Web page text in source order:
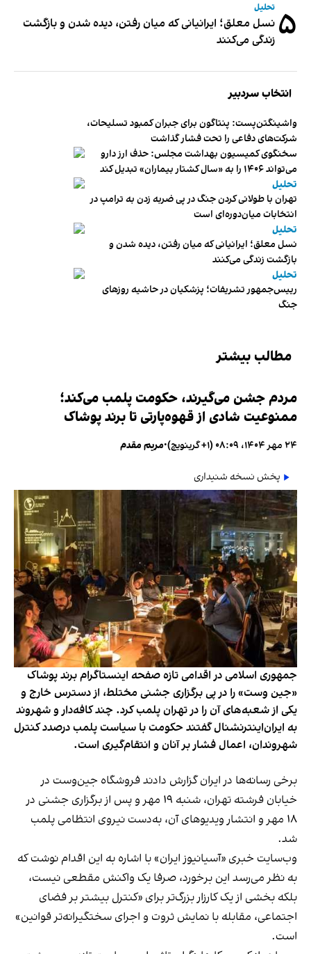
۵ تحلیل
نسل معلق؛ ایرانیانی که میان رفتن، دیده شدن و بازگشت
زندگی می‌کنند
انتخاب سردبیر
واشینگتن‌پست: پنتاگون برای جبران کمبود تسلیحات،
شرکت‌های دفاعی را تحت فشار گذاشت
سخنگوی کمیسیون بهداشت مجلس: حذف ارز دارو
می‌تواند ۱۴۰۶ را به «سال کشتار بیماران» تبدیل کند
تحلیل
تهران با طولانی کردن جنگ در پی ضربه زدن به ترامپ در
انتخابات میان‌دوره‌ای است
تحلیل
نسل معلق؛ ایرانیانی که میان رفتن، دیده شدن و
بازگشت زندگی می‌کنند
تحلیل
رییس‌جمهور تشریفات؛ پزشکیان در حاشیه روزهای
جنگ
مطالب بیشتر
مردم جشن می‌گیرند، حکومت پلمب می‌کند؛
ممنوعیت شادی از قهوه‌پارتی تا برند پوشاک
۲۴ مهر ۱۴۰۴، ۰۸:۰۹ (‎+۱ گرینویچ) •مریم مقدم
پخش نسخه شنیداری
جمهوری اسلامی در اقدامی تازه صفحه اینستاگرام برند پوشاک
«جین وست» را در پی برگزاری جشنی مختلط، از دسترس خارج و
یکی از شعبه‌های آن را در تهران پلمب کرد. چند کافه‌‌دار و شهروند
به ایران‌اینترنشنال گفتند حکومت با سیاست پلمب درصدد کنترل
شهروندان، اعمال فشار بر آنان و انتقام‌گیری است.
برخی رسانه‌ها در ایران گزارش دادند فروشگاه جین‌وست در
خیابان فرشته تهران، شنبه ۱۹ مهر و پس از برگزاری جشنی در
۱۸ مهر و انتشار ویدیوهای آن، به‌دست نیروی انتظامی پلمب
شد.
وب‌سایت خبری «آسیانیوز ایران» با اشاره به این اقدام نوشت که
به نظر می‌رسد این برخورد، صرفا یک واکنش مقطعی نیست،
بلکه بخشی از یک کارزار بزرگ‌تر برای «کنترل بیشتر بر فضای
اجتماعی، مقابله با نمایش ثروت و اجرای سختگیرانه‌تر قوانین»
است.